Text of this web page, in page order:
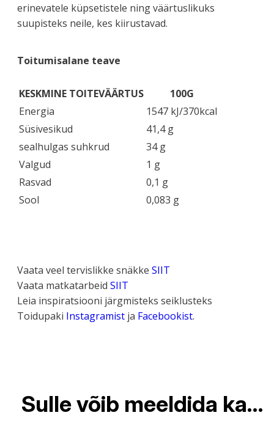
erinevatele küpsetistele ning väärtuslikuks
suupisteks neile, kes kiirustavad.
Toitumisalane teave
KESKMINE TOITEVÄÄRTUS
100G
Energia
1547 kJ/370kcal
Süsivesikud
41,4 g
sealhulgas suhkrud
34 g
Valgud
1 g
Rasvad
0,1 g
Sool
0,083 g
Vaata veel tervislikke snäkke SIIT
Vaata matkatarbeid SIIT
Leia inspiratsiooni järgmisteks seiklusteks
Toidupaki Instagramist ja Facebookist.
Sulle võib meeldida ka…